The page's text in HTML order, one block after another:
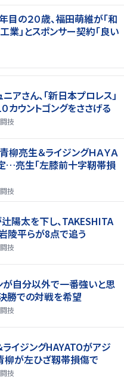
目の２０歳、福田萌維が「和
業」とスポンサー契約「良い
ニアさん、「新日本プロレス」
カウントゴングをささげる
技
柳亮生＆ライジングＨＡＹＡ
定…亮生「左膝前十字靭帯損
技
辻陽太を下し、TAKESHITA
陵平らが8点で追う
技
ンが自分以外で一番強いと思
決勝での対戦を希望
技
ライジングHAYATOがアジ
柳が左ひざ靱帯損傷で
技